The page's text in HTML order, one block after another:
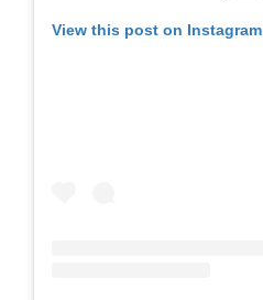
View this post on Instagram